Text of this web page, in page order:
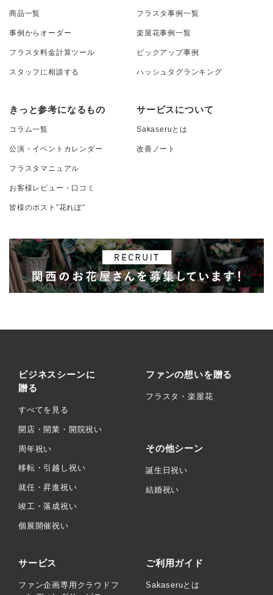
商品一覧
事例からオーダー
フラスタ料金計算ツール
スタッフに相談する
フラスタ事例一覧
楽屋花事例一覧
ピックアップ事例
ハッシュタグランキング
きっと参考になるもの
コラム一覧
公演・イベントカレンダー
フラスタマニュアル
お客様レビュー・口コミ
皆様のポスト”花れぽ”
サービスについて
Sakaseruとは
改善ノート
ビジネスシーンに
贈る
すべてを見る
開店・開業・開院祝い
周年祝い
移転・引越し祝い
就任・昇進祝い
竣工・落成祝い
個展開催祝い
ファンの想いを贈る
フラスタ・楽屋花
その他シーン
誕生日祝い
結婚祝い
サービス
ファン企画専用クラウドフ
ご利用ガイド
Sakaseruとは